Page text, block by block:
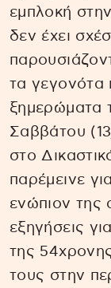
εμπλοκή
δεν έχει
τα γεγονότα
ξημερώματα
Σαββάτου
στο
παρέμεινε
ενώπιον της
εξηγήσεις
της
τους στην